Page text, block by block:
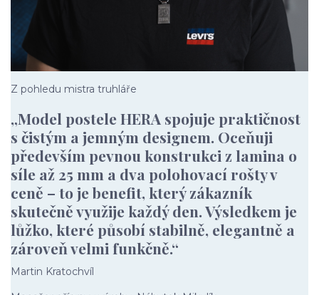
Z pohledu mistra truhláře
„Model postele HERA spojuje praktičnost
s čistým a jemným designem. Oceňuji
především pevnou konstrukci z lamina o
síle až 25 mm a dva polohovací rošty v
ceně – to je benefit, který zákazník
skutečně využije každý den. Výsledkem je
lůžko, které působí stabilně, elegantně a
zároveň velmi funkčně.“
Martin Kratochvíl